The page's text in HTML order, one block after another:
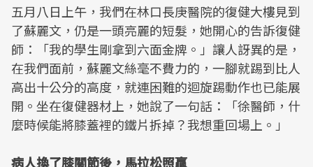
五月八日上午，我們在林口長庚醫院的復健大樓見到
了蘇麗文，仍是一頭亮麗的短髮，她開心的告訴復健
師：「我的學生剛拿到六面金牌。」讓人訝異的是，
在我們面前，蘇麗文絲毫不費力的，一腳就踢到比人
高出十公分的高度，就連困難的迴旋踢動作也已能展
開。坐在復健器材上，她說了一句話：「徐醫師，什
麼時候能將膝蓋裡的鐵片拆掉？我想重回場上。」
病人換了膝關節後，馬拉松照贏